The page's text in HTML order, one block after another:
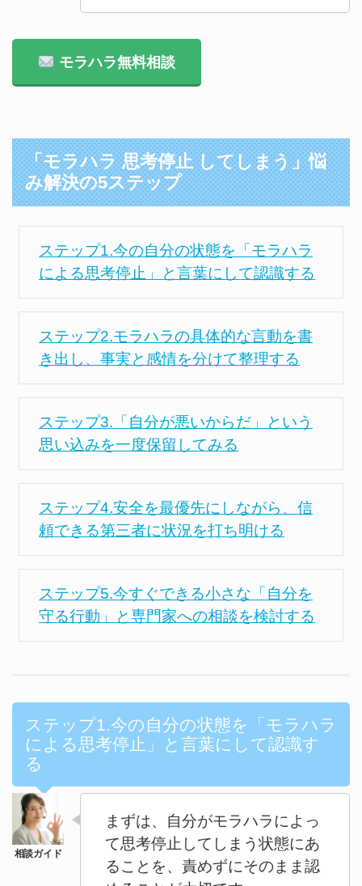
モラハラ無料相談
「モラハラ 思考停止 してしまう」悩
み解決の5ステップ
ステップ1.今の自分の状態を「モラハラ
による思考停止」と言葉にして認識する
ステップ2.モラハラの具体的な言動を書
き出し、事実と感情を分けて整理する
ステップ3.「自分が悪いからだ」という
思い込みを一度保留してみる
ステップ4.安全を最優先にしながら、信
頼できる第三者に状況を打ち明ける
ステップ5.今すぐできる小さな「自分を
守る行動」と専門家への相談を検討する
ステップ1.今の自分の状態を「モラハラ
による思考停止」と言葉にして認識す
る
まずは、自分がモラハラによっ
て思考停止してしまう状態にあ
ることを、責めずにそのまま認